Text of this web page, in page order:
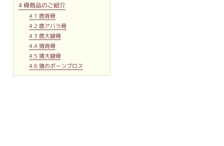
4骨商品のご紹介
4.1 鹿背骨
4.2 鹿アバラ骨
4.3 鹿大腿骨
4.4 猪背骨
4.5 猪大腿骨
4.6 猪のボーンブロス